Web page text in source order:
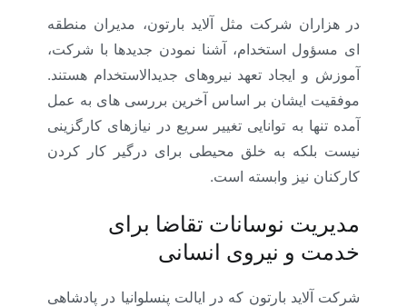
در هزاران شرکت مثل آلاید بارتون، مدیران منطقه
ای مسؤول استخدام، آشنا نمودن جدیدها با شرکت،
آموزش و ایجاد تعهد نیروهای جدیدالاستخدام هستند.
موفقیت ایشان بر اساس آخرین بررسی های به عمل
آمده تنها به توانایی تغییر سریع در نیازهای کارگزینی
نیست بلکه به خلق محیطی برای درگیر کار کردن
کارکنان نیز وابسته است.
مدیریت نوسانات تقاضا برای
خدمت و نیروی انسانی
شرکت آلاید بارتون که در ایالت پنسلوانیا در پادشاهی